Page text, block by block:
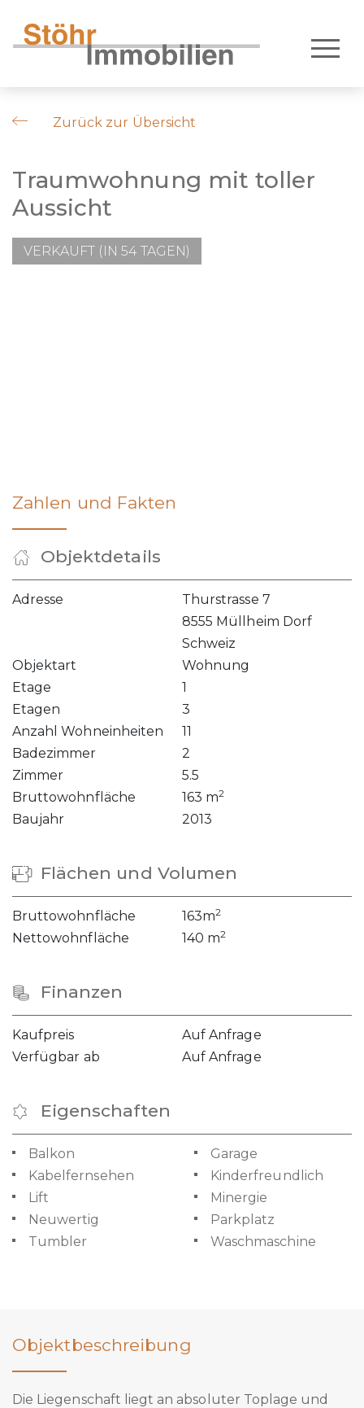
Zurück zur Übersicht
Traumwohnung mit toller
Aussicht
VERKAUFT (IN 54 TAGEN)
Zahlen und Fakten
Objektdetails
Adresse
Thurstrasse 7
8555 Müllheim Dorf
Schweiz
Objektart
Wohnung
Etage
1
Etagen
3
Anzahl Wohneinheiten
11
Badezimmer
2
Zimmer
5.5
Bruttowohnfläche
163 m2
Baujahr 2013
Flächen und Volumen
Bruttowohnfläche 163m2
Nettowohnfläche 140 m2
Finanzen
Kaufpreis
Auf Anfrage
Verfügbar ab
Auf Anfrage
Eigenschaften
Balkon
Garage
Kabelfernsehen
Kinderfreundlich
Lift
Minergie
Neuwertig
Parkplatz
Tumbler
Waschmaschine
Objektbeschreibung
Die Liegenschaft liegt an absoluter Toplage und